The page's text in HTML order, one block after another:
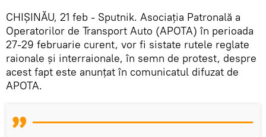
CHIȘINĂU, 21 feb - Sputnik. Asociația Patronală a
Operatorilor de Transport Auto (APOTA) în perioada
27-29 februarie curent, vor fi sistate rutele reglate
raionale și interraionale, în semn de protest, despre
acest fapt este anunțat în comunicatul difuzat de
APOTA.